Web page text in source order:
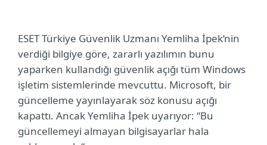
ESET Türkiye Güvenlik Uzmanı Yemliha İpek’nin
verdiği bilgiye göre, zararlı yazılımın bunu
yaparken kullandığı güvenlik açığı tüm Windows
işletim sistemlerinde mevcuttu. Microsoft, bir
güncelleme yayınlayarak söz konusu açığı
kapattı. Ancak Yemliha İpek uyarıyor: “Bu
güncellemeyi almayan bilgisayarlar hala